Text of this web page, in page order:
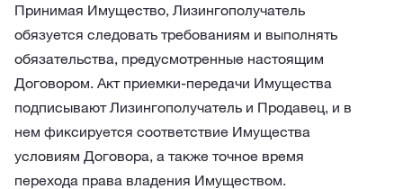
Принимая Имущество, Лизингополучатель
обязуется следовать требованиям и выполнять
обязательства, предусмотренные настоящим
Договором. Акт приемки-передачи Имущества
подписывают Лизингополучатель и Продавец, и в
нем фиксируется соответствие Имущества
условиям Договора, а также точное время
перехода права владения Имуществом.